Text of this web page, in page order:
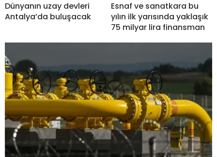
Dünyanın uzay devleri
Antalya’da buluşacak
Esnaf ve sanatkara bu
yılın ilk yarısında yaklaşık
75 milyar lira finansman